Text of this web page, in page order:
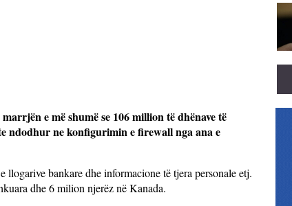
e më shumë se 106 million të dhënave të
ndodhur ne konfigurimin e firewall nga ana e
bankare dhe informacione të tjera personale etj.
dhe 6 milion njerëz në Kanada.